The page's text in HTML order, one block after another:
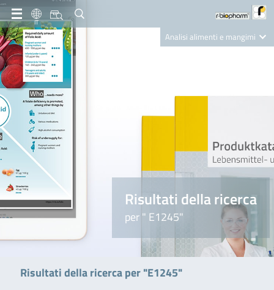
IT
Analisi alimenti e mangimi
Nutrition Care
Risultati della ricerca
per " E1245"
Risultati della ricerca per "E1245"